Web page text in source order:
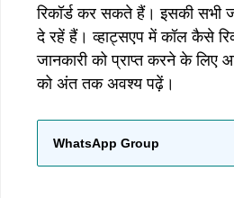
रिकॉर्ड कर सकते हैं। इसकी सभी
दे रहें हैं। व्हाट्सएप में कॉल कैसे
जानकारी को प्राप्त करने के लिए
को अंत तक अवश्य पढ़ें।
WhatsApp Group